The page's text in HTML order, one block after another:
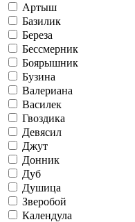
Артыш
Базилик
Береза
Бессмерник
Боярышник
Бузина
Валериана
Василек
Гвоздика
Девясил
Джут
Донник
Дуб
Душица
Зверобой
Календула